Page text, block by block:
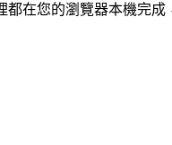
都在您的瀏覽器本機完成